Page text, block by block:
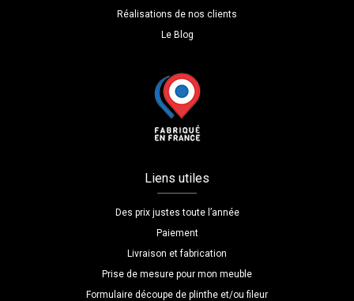
Réalisations de nos clients
Le Blog
Liens utiles
Des prix justes toute l’année
Paiement
Livraison et fabrication
Prise de mesure pour mon meuble
Formulaire découpe de plinthe et/ou fileur